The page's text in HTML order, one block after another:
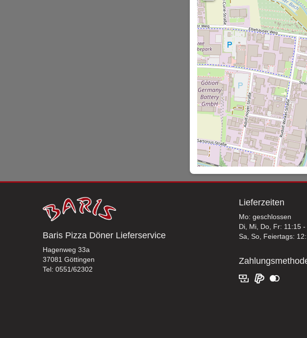
Baris Pizza Döner Lieferservice
Hagenweg 33a
37081 Göttingen
Tel: 0551/62302
Lieferzeiten
Mo: geschlossen
Di, Mi, Do, Fr: 11:15
Sa, So, Feiertags: